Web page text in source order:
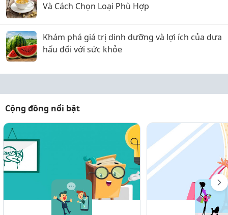
Và Cách Chọn Loại Phù Hợp
Khám phá giá trị dinh dưỡng và lợi ích của dưa
hấu đối với sức khỏe
Cộng đồng nổi bật